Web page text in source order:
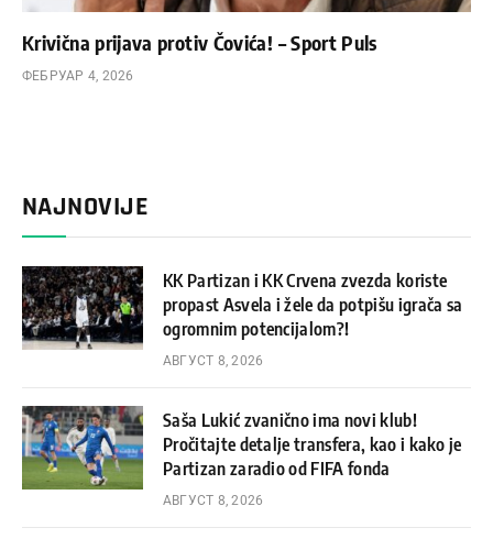
Krivična prijava protiv Čovića! – Sport Puls
ФЕБРУАР 4, 2026
NAJNOVIJE
KK Partizan i KK Crvena zvezda koriste
propast Asvela i žele da potpišu igrača sa
ogromnim potencijalom?!
АВГУСТ 8, 2026
Saša Lukić zvanično ima novi klub!
Pročitajte detalje transfera, kao i kako je
Partizan zaradio od FIFA fonda
АВГУСТ 8, 2026